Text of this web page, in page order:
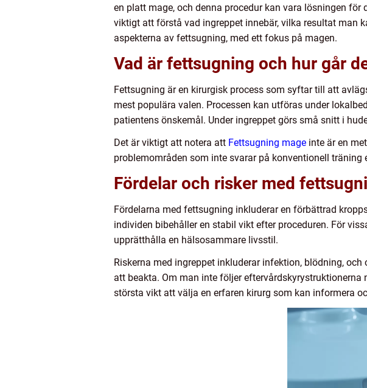
en platt mage, och denna procedur kan vara lösningen
viktigt att förstå vad ingreppet innebär, vilka resultat man
aspekterna av fettsugning, med ett fokus på magen.
Vad är fettsugning och hur går
Fettsugning är en kirurgisk process som syftar till att
mest populära valen. Processen kan utföras under
patientens önskemål. Under ingreppet görs små snitt i
Det är viktigt att notera att Fettsugning mage inte är en
problemområden som inte svarar på konventionell
Fördelar och risker med
Fördelarna med fettsugning inkluderar en förbättrad
individen bibehåller en stabil vikt efter proceduren. För
upprätthålla en hälsosammare livsstil.
Riskerna med ingreppet inkluderar infektion, blödning,
att beakta. Om man inte följer
största vikt att välja en erfaren kirurg som kan informera